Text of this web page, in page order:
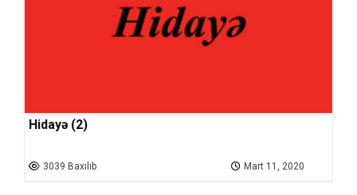
Hidayə (2)
3039 Baxılıb Mart 11, 2020